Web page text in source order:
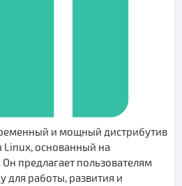
и мощный дистрибутив
основанный на
предлагает пользователям
для работы, развития и